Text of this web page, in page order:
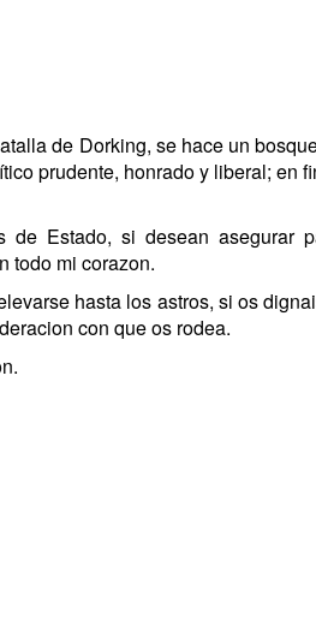
de Dorking, se hace un
prudente, honrado y liberal; en
Estado, si desean asegurar
todo mi corazon.
hasta los astros, si os
con que os rodea.